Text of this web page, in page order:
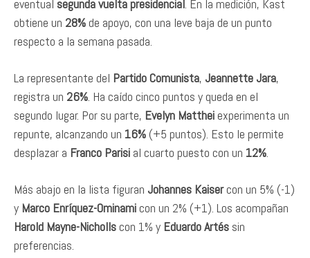
eventual segunda vuelta presidencial . En la medición, Kast
obtiene un 28%de apoyo, con una leve baja de un punto
respecto a la semana pasada.
La representante del Partido Comunista, Jeannette Jara,
registra un 26% . Ha caído cinco puntos y queda en el
segundo lugar. Por su parte, Evelyn Mattheiexperimenta un
repunte, alcanzando un 16% (+5 puntos). Esto le permite
desplazar a Franco Parisi al cuarto puesto con un 12%
Más abajo en la lista figuran Johannes Kaisercon un 5% (-1)
y Marco Enríquez-Ominamicon un 2% (+1). Los acompañan
Harold Mayne-Nichollscon 1% y Eduardo Artés sin
preferencias.